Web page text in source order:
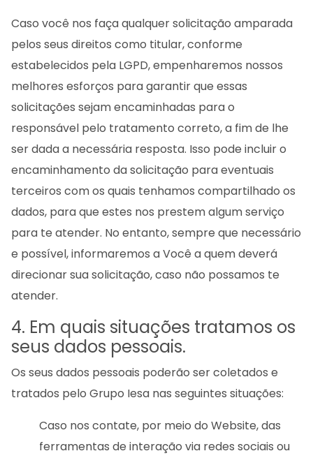
Caso você nos faça qualquer solicitação amparada
pelos seus direitos como titular, conforme
estabelecidos pela LGPD, empenharemos nossos
melhores esforços para garantir que essas
solicitações sejam encaminhadas para o
responsável pelo tratamento correto, a fim de lhe
ser dada a necessária resposta. Isso pode incluir o
encaminhamento da solicitação para eventuais
terceiros com os quais tenhamos compartilhado os
dados, para que estes nos prestem algum serviço
para te atender. No entanto, sempre que necessário
e possível, informaremos a Você a quem deverá
direcionar sua solicitação, caso não possamos te
atender.
4. Em quais situações tratamos os
seus dados pessoais.
Os seus dados pessoais poderão ser coletados e
tratados pelo Grupo Iesa nas seguintes situações:
Caso nos contate, por meio do Website, das
ferramentas de interação via redes sociais ou